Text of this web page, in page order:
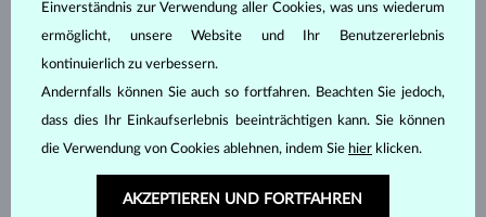
Einverständnis zur Verwendung aller Cookies, was uns wiederum
ermöglicht, unsere Website und Ihr Benutzererlebnis
kontinuierlich zu verbessern.
Andernfalls können Sie auch so fortfahren. Beachten Sie jedoch,
dass dies Ihr Einkaufserlebnis beeinträchtigen kann. Sie können
die Verwendung von Cookies ablehnen, indem Sie hier klicken.
AKZEPTIEREN UND FORTFAHREN